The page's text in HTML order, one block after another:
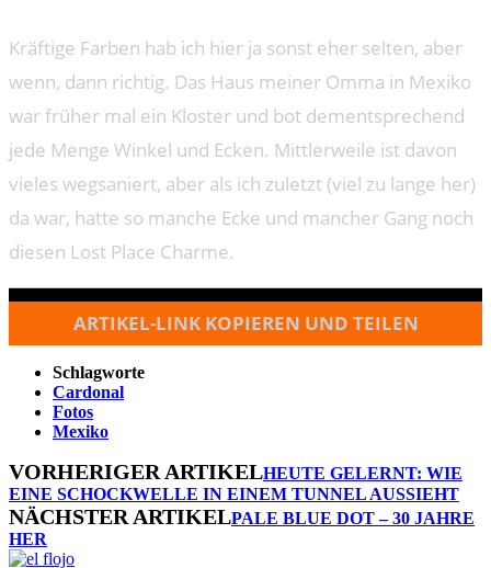
Kräftige Farben hab ich hier ja sonst eher selten, aber
wenn, dann richtig. Das Haus meiner Omma in Mexiko
war früher mal ein Kloster und bot dementsprechend
jede Menge Winkel und Ecken. Mittlerweile ist davon
vieles wegsaniert, aber als ich zuletzt (viel zu lange her)
da war, hatte so manche Ecke und mancher Gang noch
diesen Lost Place Charme.
ARTIKEL-LINK KOPIEREN UND TEILEN
Schlagworte
Cardonal
Fotos
Mexiko
VORHERIGER ARTIKELHEUTE GELERNT: WIE
EINE SCHOCKWELLE IN EINEM TUNNEL AUSSIEHT
NÄCHSTER ARTIKELPALE BLUE DOT – 30 JAHRE
HER